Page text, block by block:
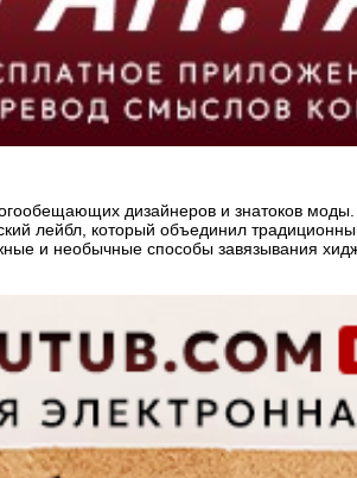
дизайнеров и знатоков моды.
лейбл, который объединил
и необычные способы завязывания